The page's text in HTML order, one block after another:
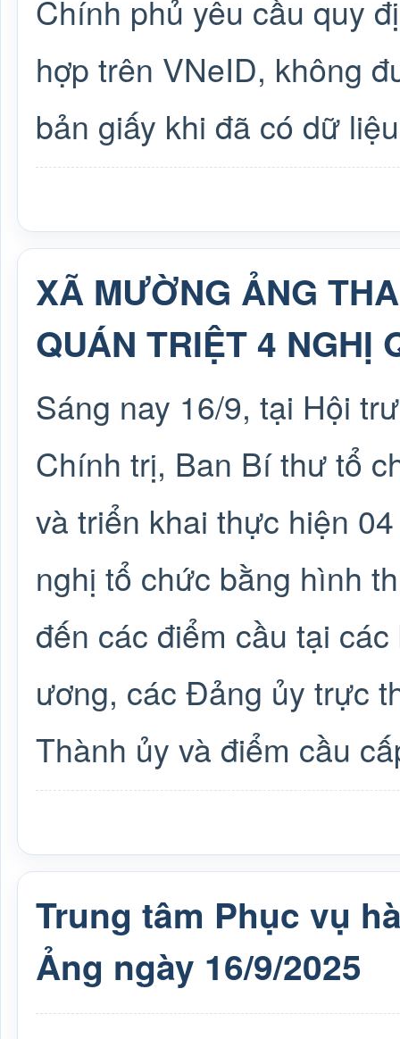
Chính phủ yêu cầu quy
hợp trên VNeID, không
bản giấy khi đã có dữ
XÃ MƯỜNG ẢNG
QUÁN TRIỆT 4 NGHỊ
Sáng nay 16/9, tại Hội
Chính trị, Ban Bí thư tổ
và triển khai thực hiện
nghị tổ chức bằng hình
đến các điểm cầu tại
ương, các Đảng ủy trực
Thành ủy và điểm cầu
Trung tâm Phục vụ
Ảng ngày 16/9/2025